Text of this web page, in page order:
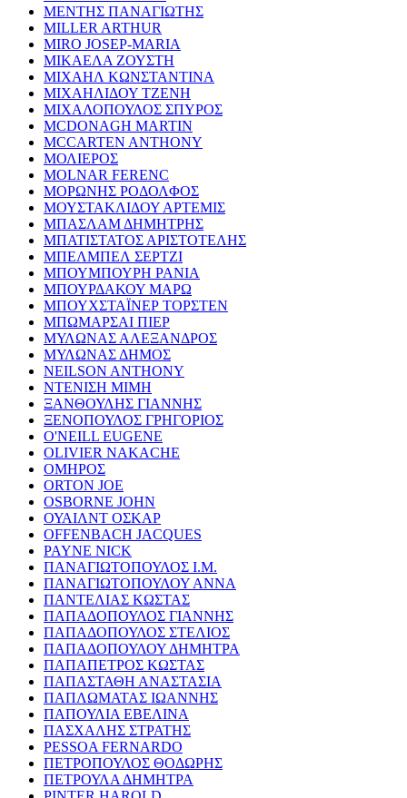
ΜΕΝΤΗΣ ΠΑΝΑΓΙΩΤΗΣ
MILLER ARTHUR
MIRO JOSEP-MARIA
ΜΙΚΑΕΛΑ ΖΟΥΣΤΗ
ΜΙΧΑΗΛ ΚΩΝΣΤΑΝΤΙΝΑ
ΜΙΧΑΗΛΙΔΟΥ ΤΖΕΝΗ
ΜΙΧΑΛΟΠΟΥΛΟΣ ΣΠΥΡΟΣ
MCDONAGH MARTIN
MCCARTEN ANTHONY
ΜΟΛΙΕΡΟΣ
MOLNAR FERENC
ΜΟΡΩΝΗΣ ΡΟΔΟΛΦΟΣ
ΜΟΥΣΤΑΚΛΙΔΟΥ ΑΡΤΕΜΙΣ
ΜΠΑΣΛΑΜ ΔΗΜΗΤΡΗΣ
ΜΠΑΤΙΣΤΑΤΟΣ ΑΡΙΣΤΟΤΕΛΗΣ
ΜΠΕΛΜΠΕΛ ΣΕΡΤΖΙ
ΜΠΟΥΜΠΟΥΡΗ ΡΑΝΙΑ
ΜΠΟΥΡΔΑΚΟΥ ΜΑΡΩ
ΜΠΟΥΧΣΤΑΪΝΕΡ ΤΟΡΣΤΕΝ
ΜΠΩΜΑΡΣΑΙ ΠΙΕΡ
ΜΥΛΩΝΑΣ ΑΛΕΞΑΝΔΡΟΣ
ΜΥΛΩΝΑΣ ΔΗΜΟΣ
NEILSON ANTHONY
ΝΤΕΝΙΣΗ ΜΙΜΗ
ΞΑΝΘΟΥΛΗΣ ΓΙΑΝΝΗΣ
ΞΕΝΟΠΟΥΛΟΣ ΓΡΗΓΟΡΙΟΣ
O'NEILL EUGENE
OLIVIER NAKACHE
ΟΜΗΡΟΣ
ORTON JOE
OSBORNE JOHN
ΟΥΑΙΛΝΤ ΟΣΚΑΡ
OFFENBACH JACQUES
PAYNE NICK
ΠΑΝΑΓΙΩΤΟΠΟΥΛΟΣ Ι.Μ.
ΠΑΝΑΓΙΩΤΟΠΟΥΛΟΥ ΑΝΝΑ
ΠΑΝΤΕΛΙΑΣ ΚΩΣΤΑΣ
ΠΑΠΑΔΟΠΟΥΛΟΣ ΓΙΑΝΝΗΣ
ΠΑΠΑΔΟΠΟΥΛΟΣ ΣΤΕΛΙΟΣ
ΠΑΠΑΔΟΠΟΥΛΟΥ ΔΗΜΗΤΡΑ
ΠΑΠΑΠΕΤΡΟΣ ΚΩΣΤΑΣ
ΠΑΠΑΣΤΑΘΗ ΑΝΑΣΤΑΣΙΑ
ΠΑΠΛΩΜΑΤΑΣ ΙΩΑΝΝΗΣ
ΠΑΠΟΥΛΙΑ ΕΒΕΛΙΝΑ
ΠΑΣΧΑΛΗΣ ΣΤΡΑΤΗΣ
PESSOA FERNARDO
ΠΕΤΡΟΠΟΥΛΟΣ ΘΟΔΩΡΗΣ
ΠΕΤΡΟΥΛΑ ΔΗΜΗΤΡΑ